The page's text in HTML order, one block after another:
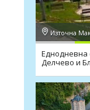
Еднодневна
Делчево и